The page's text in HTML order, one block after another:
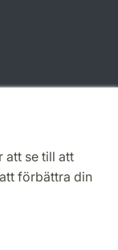
att se till att
förbättra din